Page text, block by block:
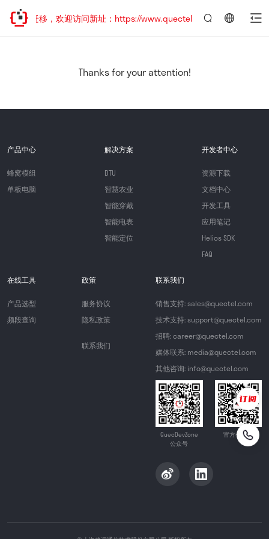
地址已迁移，欢迎访问新址：https://www.quectel.com.cn
Thanks for your attention!
产品中心
蜂窝模组
单板电脑
解决方案
DTU
智慧农业
智能穿戴
智能电表
智能定位
开发者中心
资源下载
文档中心
开发工具
应用笔记
Helios SDK
FAQ
在线工具
产品选型
频段查询
政策
服务协议
隐私政策
联系我们
联系我们
销售支持: sales@quectel.com
技术支持: support@quectel.com
招聘: career@quectel.com
媒体联系: media@quectel.com
其他咨询: info@quectel.com
QuecDevZone
公众号
官方公众号